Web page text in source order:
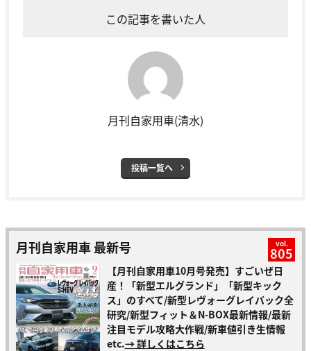
この記事を書いた人
月刊自家用車(清水)
投稿一覧へ
月刊自家用車 最新号 vol.
805
【月刊自家用車10月号発売】すごいぜ日
産！「新型エルグランド」「新型キック
ス」のすべて/新型レヴォーグレイバック全
研究/新型フィット＆N-BOX最新情報/最新
注目モデル攻略大作戦/新車値引き生情報
etc.→ 詳しくはこちら